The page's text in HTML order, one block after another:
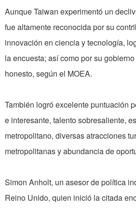
Aunque Taiwan experimentó un
fue altamente reconocida por su
innovación en ciencia y tecnología,
la encuesta; así como por su
honesto, según el MOEA.
También logró excelente puntuación
e interesante, talento sobresaliente,
metropolitano, diversas atracciones
metropolitanas y abundancia de
Simon Anholt, un asesor de política
Reino Unido, quien inició la citada